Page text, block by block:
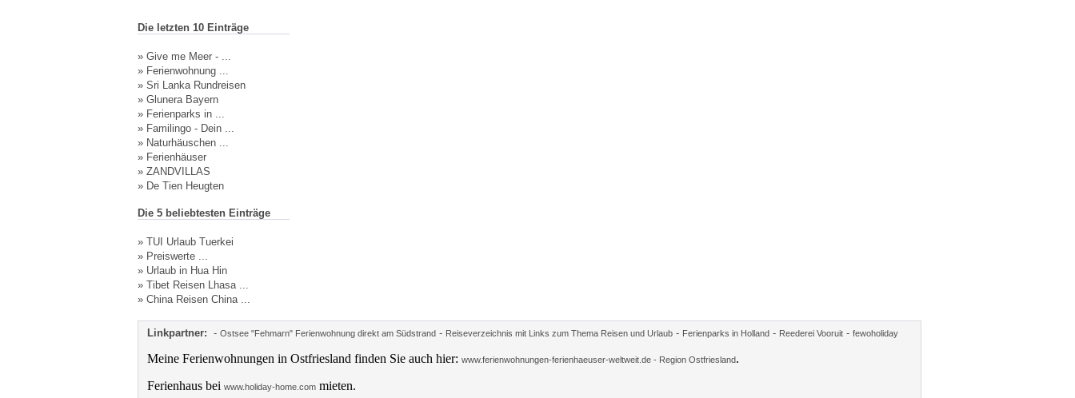
Die letzten 10 Einträge
» Give me Meer - ...
» Ferienwohnung ...
» Sri Lanka Rundreisen
» Glunera Bayern
» Ferienparks in ...
» Familingo - Dein ...
» Naturhäuschen ...
» Ferienhäuser
» ZANDVILLAS
» De Tien Heugten
Die 5 beliebtesten Einträge
» TUI Urlaub Tuerkei
» Preiswerte ...
» Urlaub in Hua Hin
» Tibet Reisen Lhasa ...
» China Reisen China ...
Linkpartner: - Ostsee "Fehmarn" Ferienwohnung direkt am Südstrand- Reiseverzeichnis mit Links zum Thema Reisen und Urlaub- Ferienparks in Holland- Reederei Vooruit- fewoholiday
Meine Ferienwohnungen in Ostfriesland finden Sie auch hier: www.ferienwohnungen-ferienhaeuser-weltweit.de - Region Ostfriesland.
Ferienhaus bei www.holiday-home.commieten.